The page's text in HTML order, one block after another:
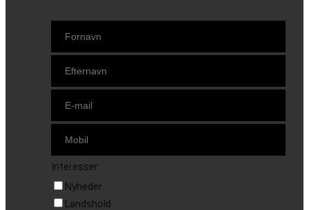
Interesser:
Nyheder
Landshold